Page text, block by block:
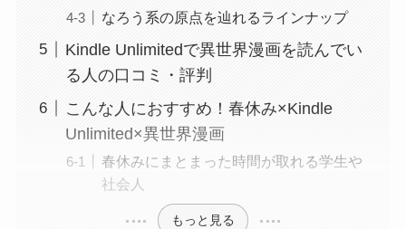
なろう系の原点を辿れるラインナップ
Kindle Unlimitedで異世界漫画を読んでい
る人の口コミ・評判
こんな人におすすめ！春休み×Kindle
Unlimited×異世界漫画
春休みにまとまった時間が取れる学生や
社会人
もっと見る